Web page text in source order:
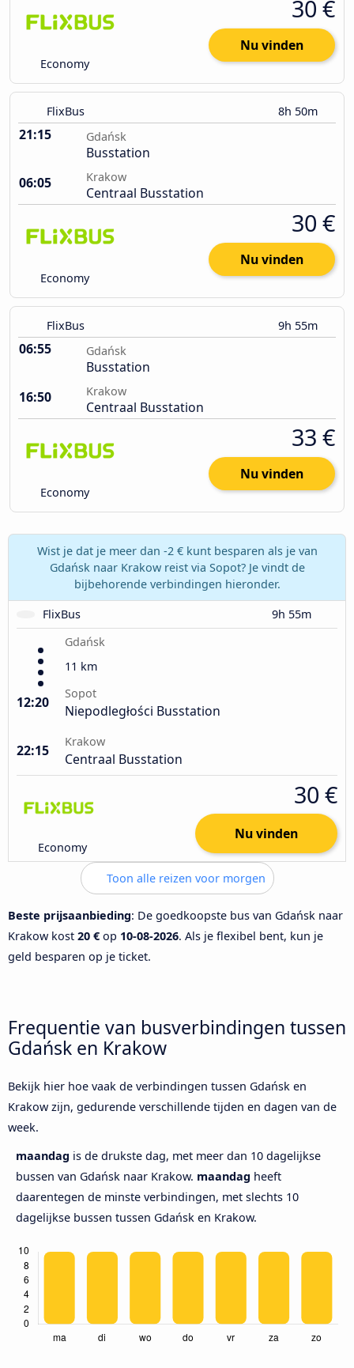
Economy
30 €
Nu vinden
FlixBus 8h 50m
21:15 Gdańsk
Busstation
06:05
Krakow
Centraal Busstation
Economy
30 €
Nu vinden
FlixBus 9h 55m
06:55 Gdańsk
Busstation
16:50
Krakow
Centraal Busstation
Economy
33 €
Nu vinden
Wist je dat je meer dan -2 € kunt besparen als je van
Gdańsk naar Krakow reist via Sopot? Je vindt de
bijbehorende verbindingen hieronder.
FlixBus
9h 55m
Gdańsk
11 km
12:20
Sopot
Niepodległości Busstation
22:15
Krakow
Centraal Busstation
Economy
30 €
Nu vinden
Toon alle reizen voor morgen
Beste prijsaanbieding: De goedkoopste bus van Gdańsk naar
Krakow kost 20 € op 10-08-2026. Als je flexibel bent, kun je
geld besparen op je ticket.
Frequentie van busverbindingen tussen
Gdańsk en Krakow
Bekijk hier hoe vaak de verbindingen tussen Gdańsk en
Krakow zijn, gedurende verschillende tijden en dagen van de
week.
maandag is de drukste dag, met meer dan 10 dagelijkse
bussen van Gdańsk naar Krakow. maandag heeft
daarentegen de minste verbindingen, met slechts 10
dagelijkse bussen tussen Gdańsk en Krakow.